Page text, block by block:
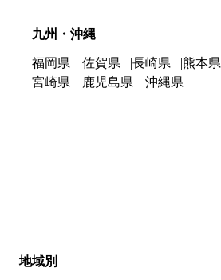
九州・沖縄
福岡県 佐賀県 長崎県 熊本県
宮崎県
鹿児島県 沖縄県
地域別